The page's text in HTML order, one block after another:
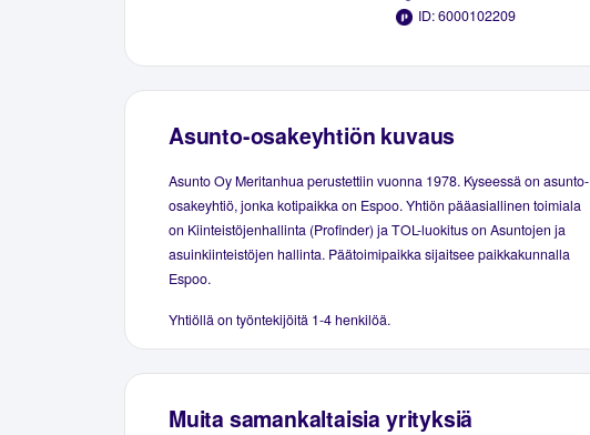
ID: 6000102209
Asunto-osakeyhtiön kuvaus
Asunto Oy Meritanhua perustettiin vuonna 1978. Kyseessä on asunto-
osakeyhtiö, jonka kotipaikka on Espoo. Yhtiön pääasiallinen toimiala
on Kiinteistöjenhallinta (Profinder) ja TOL-luokitus on Asuntojen ja
asuinkiinteistöjen hallinta. Päätoimipaikka sijaitsee paikkakunnalla
Espoo.
Yhtiöllä on työntekijöitä 1-4 henkilöä.
Muita samankaltaisia yrityksiä